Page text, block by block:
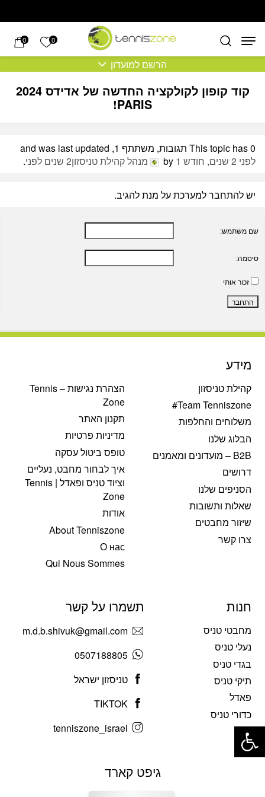
0 הרשימה
0
הרשם למועדון
קוד קופון לקולקציה החדשה של אדידס 2024
PARIS!
This topic has 0 תגובות, משתתף 1, and was last updated
לפני 2 שנים, חודש 1
by מנהל קהילת טניסזון2 שנים לפני .
יש להתחבר למערכת על מנת להגיב.
שם משתמש:
סיסמה:
זכור אותי
התחבר
מידע
קהילת טניסזון
Team Tenniszone#
משלוחים והחלפות
הבלוג שלנו
B2B – מועדונים ומאמנים
דרושים
הסניפים שלנו
שאלות ותשובות
שיזור מחבטים
צרו קשר
הצהרת נגישות – Tennis
Zone
תקנון האתר
מדיניות פרטיות
טופס ביטול עסקה
איך לבחור מחבט, נעליים
וציוד טניס ופאדל | Tennis
Zone
אודות
About Tenniszone
О нас
Qui Nous Sommes
חנות
מחבטי טניס
נעלי טניס
בגדי טניס
תיקי טניס
פאדל
כדורי טניס
תשמרו על קשר
m.d.b.shivuk@gmail.com
0507188805
טניסזון ישראל
TIKTOK
tenniszone_israel
גיפט קארד
פתח סרגל נגישות